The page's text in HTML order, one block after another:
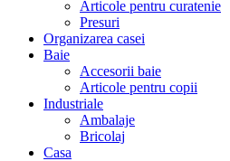
Articole pentru curatenie
Presuri
Organizarea casei
Baie
Accesorii baie
Articole pentru copii
Industriale
Ambalaje
Bricolaj
Casa